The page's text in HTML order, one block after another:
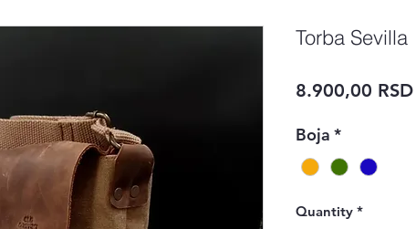
Torba Sevilla
8.900,00 RSD
Boja *
Quantity *